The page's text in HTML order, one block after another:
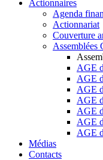
Actionnaires
Agenda
Actionnariat
Couverture
Assemblées
AGE
AGE
AGE
AGE
AGE
AGE
AGE
Médias
Contacts